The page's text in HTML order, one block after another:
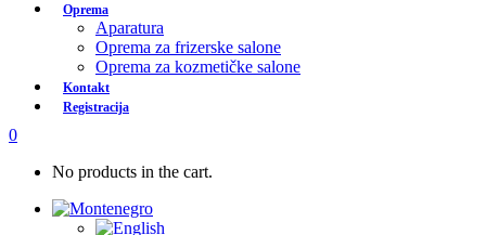
Oprema
Aparatura
Oprema za frizerske salone
Oprema za kozmetičke salone
Kontakt
Registracija
0
No products in the cart.